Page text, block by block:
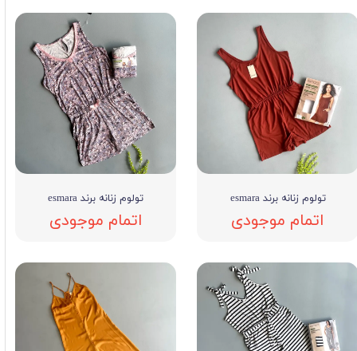
تولوم زنانه برند esmara
اتمام موجودی
تولوم زنانه برند esmara
اتمام موجودی